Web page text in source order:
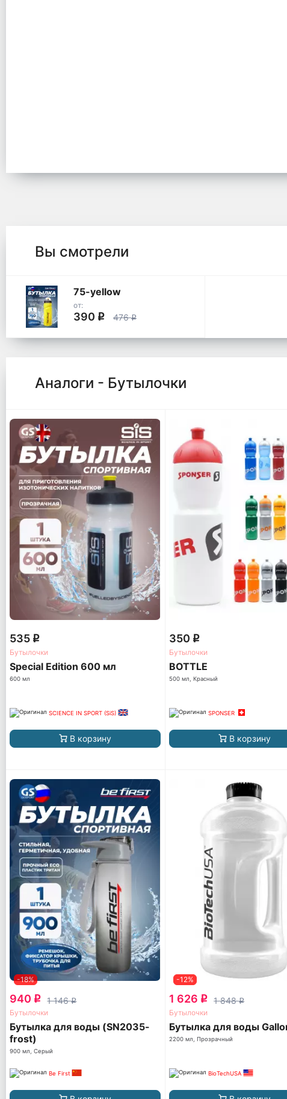
Вы смотрели
75-yellow
от:
390 q 476q
Аналоги - Бутылочки
535 q
Бутылочки
Special Edition 600 мл
600 мл
SCIENCE IN SPORT (SiS)
В корзину
350 q
Бутылочки
BOTTLE
500 мл, Красный
SPONSER
В корзину
-18%
940 q 1 146q
Бутылочки
Бутылка для воды (SN2035-
frost)
900 мл, Серый
Be First
-12%
1 626 q 1 848q
Бутылочки
Бутылка для воды
2200 мл, Прозрачный
BioTechUSA